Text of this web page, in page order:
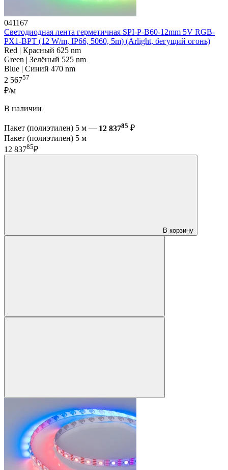
041167
Светодиодная лента герметичная SPI-P-B60-12mm 5V RGB-
PX1-BPT (12 W/m, IP66, 5060, 5m) (Arlight, бегущий огонь)
Red | Красный 625 nm
Green | Зелёный 525 nm
Blue | Синий 470 nm
2 56757
₽/м
В наличии
Пакет (полиэтилен) 5 м — 12 83785 ₽
Пакет (полиэтилен) 5 м
12 83785₽
В корзину